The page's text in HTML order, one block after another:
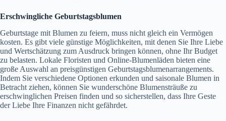
Erschwingliche Geburtstagsblumen
Geburtstage mit Blumen zu feiern, muss nicht gleich ein Vermögen
kosten. Es gibt viele günstige Möglichkeiten, mit denen Sie Ihre Liebe
und Wertschätzung zum Ausdruck bringen können, ohne Ihr Budget
zu belasten. Lokale Floristen und Online-Blumenläden bieten eine
große Auswahl an preisgünstigen Geburtstagsblumenarrangements.
Indem Sie verschiedene Optionen erkunden und saisonale Blumen in
Betracht ziehen, können Sie wunderschöne Blumensträuße zu
erschwinglichen Preisen finden und so sicherstellen, dass Ihre Geste
der Liebe Ihre Finanzen nicht gefährdet.